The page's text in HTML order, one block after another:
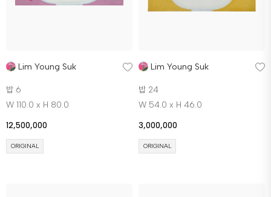
Lim Young Suk
밥 6
W 110.0 x H 80.0
12,500,000
ORIGINAL
Lim Young Suk
밥 24
W 54.0 x H 46.0
3,000,000
ORIGINAL